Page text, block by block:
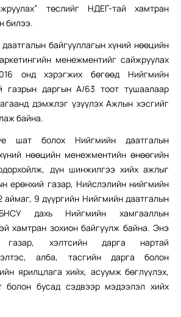
төслийг НДЕГ-тай хамтран
билээ.
байгууллагын хүний нөөцийн
менежментийг сайжруулах
онд хэрэгжих бөгөөд Нийгмийн
газрын даргын А/63 тоот тушаалаар
дэмжлэг үзүүлэх Ажлын хэсгийг
байна.
шат болох Нийгмийн даатгалын
нөөцийн менежментийн өнөөгийн
дүн шинжилгээ хийх ажлыг
ерөнхий газар, Нийслэлийн нийгмийн
аймаг, 9 дүүргийн Нийгмийн даатгалын
дахь Нийгмийн хамгааллын
хамтран зохион байгуулж байна. Энэ
хэлтсийн дарга нартай
алба, тасгийн дарга болон
ярилцлага хийх, асуумж бөглүүлэх,
болон бусад сэдвээр мэдээлэл хийх